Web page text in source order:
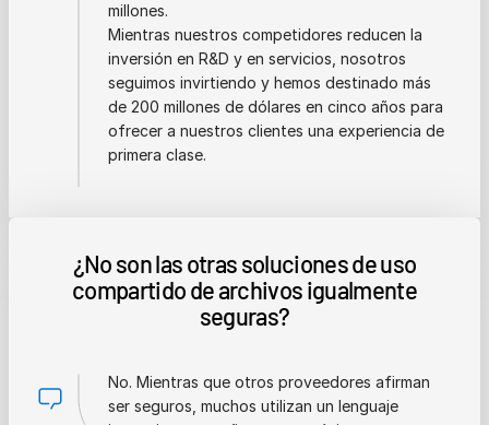
millones.
Mientras nuestros competidores reducen la
inversión en R&D y en servicios, nosotros
seguimos invirtiendo y hemos destinado más
de 200 millones de dólares en cinco años para
ofrecer a nuestros clientes una experiencia de
primera clase.
¿No son las otras soluciones de uso
compartido de archivos igualmente
seguras?
No. Mientras que otros proveedores afirman
ser seguros, muchos utilizan un lenguaje